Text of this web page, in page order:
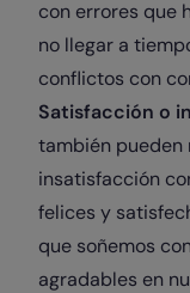
con errores que
no llegar a
conflictos con
Satisfacción o
también pueden
insatisfacción
felices y
que soñemos
agradables en